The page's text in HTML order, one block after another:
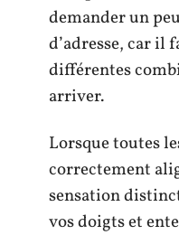
demander un
d’adresse, car il
différentes
arriver.
Lorsque toutes
correctement
sensation
vos doigts et